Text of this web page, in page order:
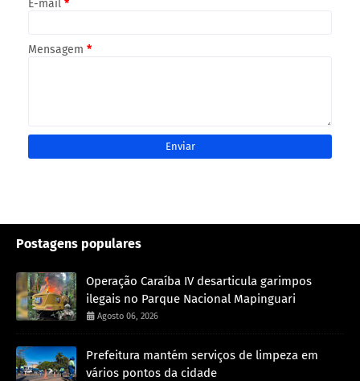
E-mail *
Mensagem *
Postagens populares
Operação Caraíba IV desarticula garimpos
ilegais no Parque Nacional Mapinguari
Agosto 06, 2026
Prefeitura mantém serviços de limpeza em
vários pontos da cidade